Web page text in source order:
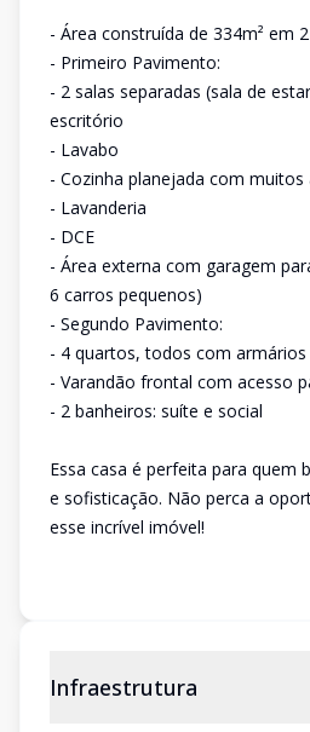
- Área construída de 334m² em
- Primeiro Pavimento:
- 2 salas separadas (sala de
escritório
- Lavabo
- Cozinha planejada com muitos
- Lavanderia
- DCE
- Área externa com garagem
6 carros pequenos)
- Segundo Pavimento:
- 4 quartos, todos com armários
- Varandão frontal com acesso
- 2 banheiros: suíte e social
Essa casa é perfeita para quem
e sofisticação. Não perca a
esse incrível imóvel!
Infraestrutura